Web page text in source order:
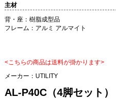
主材
背・座：樹脂成型品
フレーム：アルミ アルマイト
<こちらの商品は送料が掛かります>
メーカー： UTILITY
AL-P40C（4脚セット）